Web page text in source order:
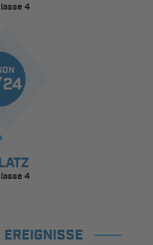
4
4